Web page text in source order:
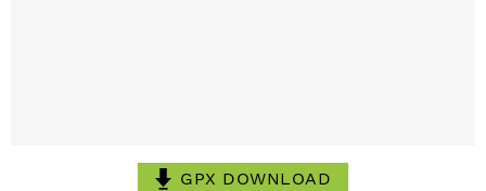
GPX DOWNLOAD